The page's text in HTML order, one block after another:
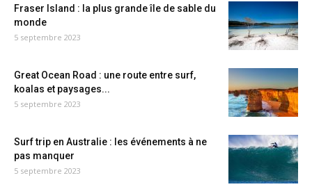
Fraser Island : la plus grande île de sable du
monde
5 septembre 2023
Great Ocean Road : une route entre surf,
koalas et paysages...
5 septembre 2023
Surf trip en Australie : les événements à ne
pas manquer
5 septembre 2023